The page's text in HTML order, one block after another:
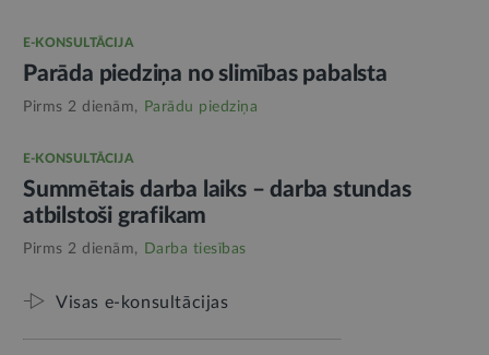
E-KONSULTĀCIJA
Parāda piedziņa no slimības pabalsta
Pirms 2 dienām, Parādu piedziņa
E-KONSULTĀCIJA
Summētais darba laiks – darba stundas
atbilstoši grafikam
Pirms 2 dienām, Darba tiesības
Visas e-konsultācijas